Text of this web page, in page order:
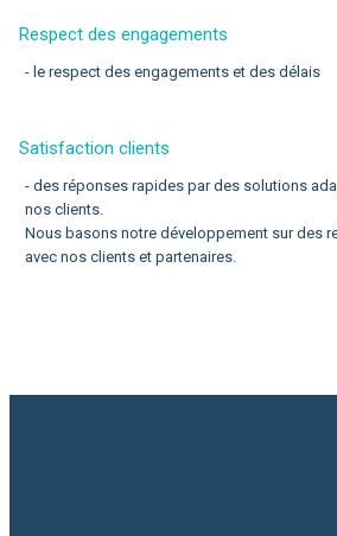
Respect des engagements
- le respect des engagements et des délais
Satisfaction clients
- des réponses rapides par des solutions
nos clients.
Nous basons notre développement sur des
avec nos clients et partenaires.